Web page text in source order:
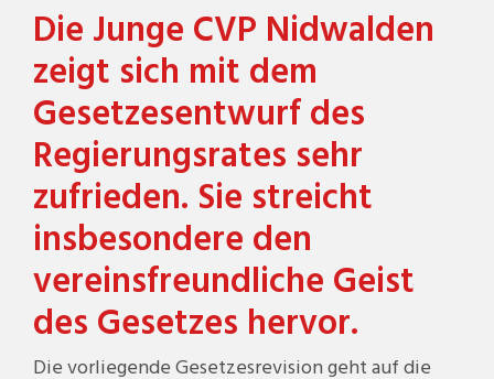
Die Junge CVP Nidwalden
zeigt sich mit dem
Gesetzesentwurf des
Regierungsrates sehr
zufrieden. Sie streicht
insbesondere den
vereinsfreundliche Geist
des Gesetzes hervor.
Die vorliegende Gesetzesrevision geht auf die